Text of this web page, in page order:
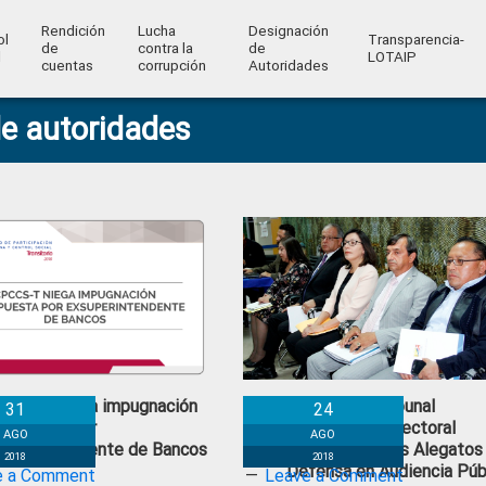
Rendición
de
cuentas
Lucha
contra la
corrupción
Designación
de
Autoridades
Transparencia-
LOTAIP
autoridades
T niega impugnación
por
de Bancos
31
AGO
2018
a Comment
Jueces del Tribunal
Contencioso Electoral
presentaron sus Alegatos
Defensa en Audiencia
24
AGO
2018
Leave a Comment